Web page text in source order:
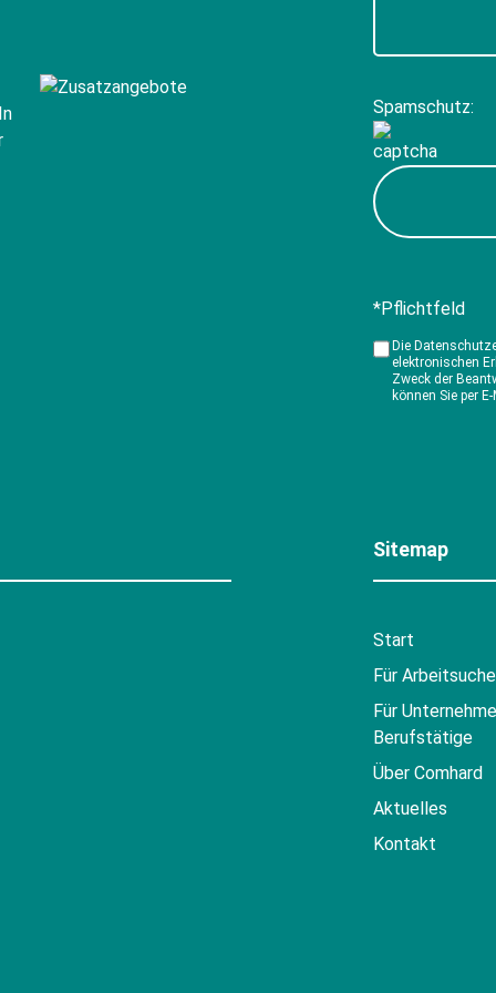
Spamschutz:
*Pflichtfeld
Die
elektronischen
Zweck der
können Sie per
Sitemap
Start
Für
Für
Berufstätige
Über Comhard
Aktuelles
Kontakt